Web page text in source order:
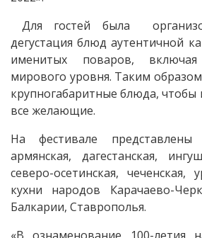
Для гостей была
дегустация блюд аутентичной
именитых поваров, включая
мирового уровня. Таким
крупногабаритные блюда, чтобы
все желающие.
На фестивале представлены
армянская, дагестанская,
северо-осетинская, чеченская,
кухни народов Карачаево-
Балкарии, Ставрополья.